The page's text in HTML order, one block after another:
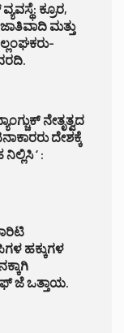
ಕ್ರೂರ,
ಮತ್ತು
ನೇತೃತ್ವದ
ದೇಶಕ್ಕೆ
‘ :
ಹಕ್ಕುಗಳ
ಜೆ ಒತ್ತಾಯ.